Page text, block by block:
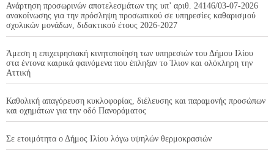
Ανάρτηση προσωρινών αποτελεσμάτων της υπ’ αριθ. 24146/03-07-2026
ανακοίνωσης για την πρόσληψη προσωπικού σε υπηρεσίες καθαρισμού
σχολικών μονάδων, διδακτικού έτους 2026-2027
Άμεση η επιχειρησιακή κινητοποίηση των υπηρεσιών του Δήμου Ιλίου
στα έντονα καιρικά φαινόμενα που έπληξαν το Ίλιον και ολόκληρη την
Αττική
Καθολική απαγόρευση κυκλοφορίας, διέλευσης και παραμονής προσώπων
και οχημάτων για την οδό Πανοράματος
Σε ετοιμότητα ο Δήμος Ιλίου λόγω υψηλών θερμοκρασιών